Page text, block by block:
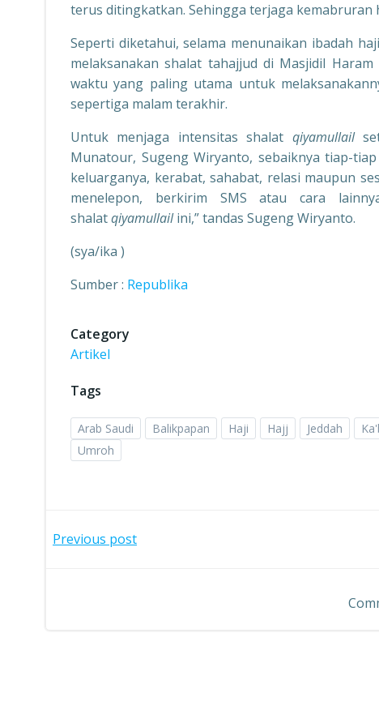
terus ditingkatkan. Sehingga terjaga kemabruran
Seperti diketahui, selama menunaikan ibadah
melaksanakan shalat tahajjud di Masjidil
waktu yang paling utama untuk
sepertiga malam terakhir.
Untuk menjaga intensitas shalat qiyamullail
Munatour, Sugeng Wiryanto, sebaiknya tiap-
keluarganya, kerabat, sahabat, relasi maupun
menelepon, berkirim SMS atau cara
shalatqiyamullailini,” tandas Sugeng Wiryanto.
(sya/ika )
Sumber : Republika
Category
Artikel
Tags
Arab Saudi Balikpapan Haji Hajj Jeddah
Umroh
Post
Previous post